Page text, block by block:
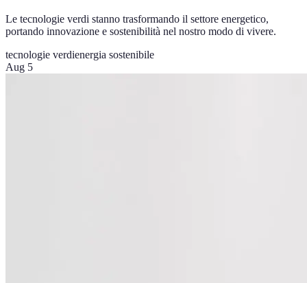
Le tecnologie verdi stanno trasformando il settore energetico,
portando innovazione e sostenibilità nel nostro modo di vivere.
tecnologie verdienergia sostenibile
Aug 5